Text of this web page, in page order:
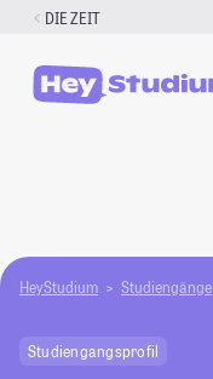
Zum
springen
DIE ZEIT
HeyStudium Studiengänge
Studiengangsprofil